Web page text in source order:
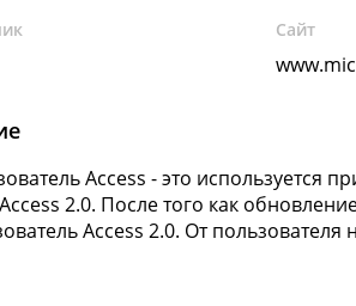
Сайт
Access - это используется
2.0. После того как
Access 2.0. От пользователя